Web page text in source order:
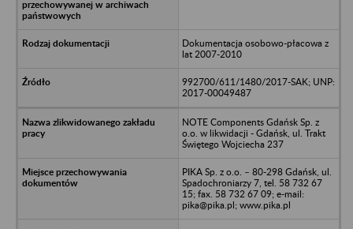
Dokumentacja osobowo-płacowa z
lat 2007-2010
992700/611/1480/2017-SAK; UNP:
2017-00049487
NOTE Components Gdańsk Sp. z
o.o. w likwidacji - Gdańsk, ul. Trakt
Świętego Wojciecha 237
PIKA Sp. z o.o. – 80-298 Gdańsk, ul.
Spadochroniarzy 7, tel. 58 732 67
15; fax. 58 732 67 09; e-mail:
pika@pika.pl; www.pika.pl